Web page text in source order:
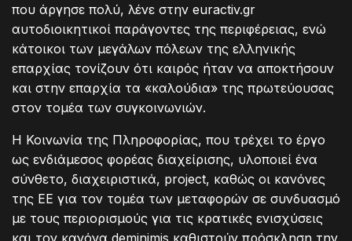
που άργησε πολύ, λένε στην euractiv.gr
αυτοδιοικητικοί παράγοντες της περιφέρειας, ενώ
κάτοικοι των μεγάλων πόλεων της ελληνικής
επαρχίας τονίζουν ότι καιρός ήταν να αποκτήσουν
και στην επαρχία τα «καλούδια» της πρωτεύουσας
στον τομέα των συγκοινωνιών.
Η Κοινωνία της Πληροφορίας, που τρέχει το έργο
ως ενδιάμεσος φορέας διαχείρισης, υλοποιεί ένα
σύνθετο, διαχειριστικά, project, καθώς οι κανόνες
της ΕΕ για τον τομέα των μεταφορών σε συνδυασμό
με τους περιορισμούς για τις κρατικές ενισχύσεις
και τον κανόνα deminimis καθιστούν πρόσκληση την